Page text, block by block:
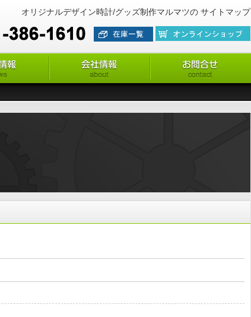
オリジナルデザイン時計/グッズ制作マルマツの サイトマップ